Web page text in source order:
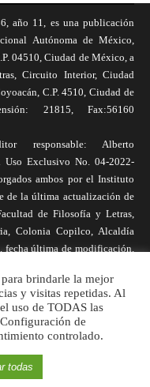
año 11, es una publicación
Autónoma de México,
04510, Ciudad de México, a
Circuito Interior, Ciudad
C.P. 4510, Ciudad de
21815, Fax:56160
responsable: Alberto
Uso Exclusivo No. 04-2022-
ambos por el Instituto
de la última actualización de
de Filosofía y Letras,
Colonia Copilco, Alcaldía
fecha última de modificación,
ni de Universidad Nacional
de los contenidos de
o parcial de los textos aquí
completa y la dirección
brindarle la mejor
y visitas repetidas. Al
uso de TODAS las
de
controlado.
todas